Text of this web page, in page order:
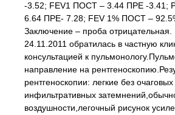
-3.52; FEV1 ПОСТ – 3.44 ПРЕ -3.41;
6.64 ПРЕ- 7.28; FEV 1% ПОСТ –
Заключение – проба отрицательная.
24.11.2011 обратилась в частную
консультацией к
направление на
рентгеноскопии: легкие без очаговых
инфильтративных
воздушности,легочный рисунок